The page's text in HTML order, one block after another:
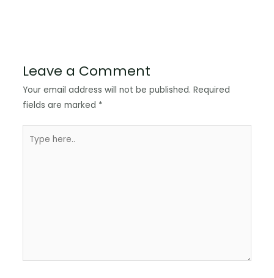
Leave a Comment
Your email address will not be published. Required
fields are marked *